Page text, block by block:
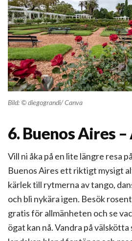
Bild: © diegograndi/ Canva
6. Buenos Aires
Vill ni åka på en lite längre resa
Buenos Aires ett riktigt mysigt
kärlek till rytmerna av tango,
och bli nykära igen. Besök
gratis för allmänheten och se
ögat kan nå. Vandra på